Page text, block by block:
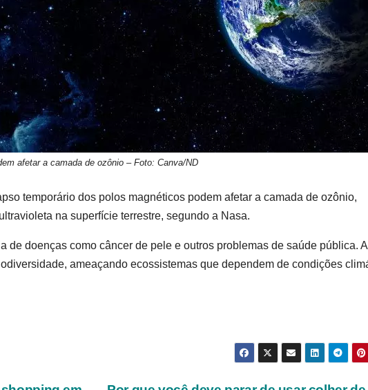
afetar a camada de ozônio – Foto: Canva/ND
temporário dos polos magnéticos podem afetar a camada de ozônio,
na superfície terrestre, segundo a Nasa.
de doenças como câncer de pele e outros problemas de saúde pública.
ameaçando ecossistemas que dependem de condições